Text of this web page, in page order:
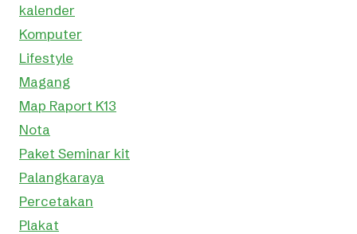
kalender
Komputer
Lifestyle
Magang
Map Raport K13
Nota
Paket Seminar kit
Palangkaraya
Percetakan
Plakat